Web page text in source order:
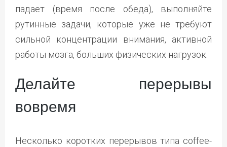
падает (время после обеда), выполняйте
рутинные задачи, которые уже не требуют
сильной концентрации внимания, активной
работы мозга, больших физических нагрузок.
Делайте перерывы
вовремя
Несколько коротких перерывов типа coffee-